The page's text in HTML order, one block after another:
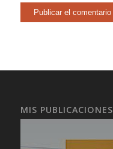
MIS PUBLICACIONES